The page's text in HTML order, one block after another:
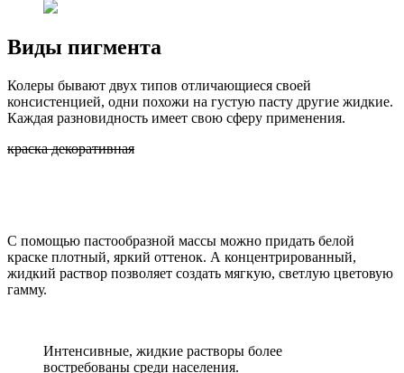
Виды пигмента
Колеры бывают двух типов отличающиеся своей
консистенцией, одни похожи на густую пасту другие жидкие.
Каждая разновидность имеет свою сферу применения.
краска декоративная
С помощью пастообразной массы можно придать белой
краске плотный, яркий оттенок. А концентрированный,
жидкий раствор позволяет создать мягкую, светлую цветовую
гамму.
Интенсивные, жидкие растворы более
востребованы среди населения.